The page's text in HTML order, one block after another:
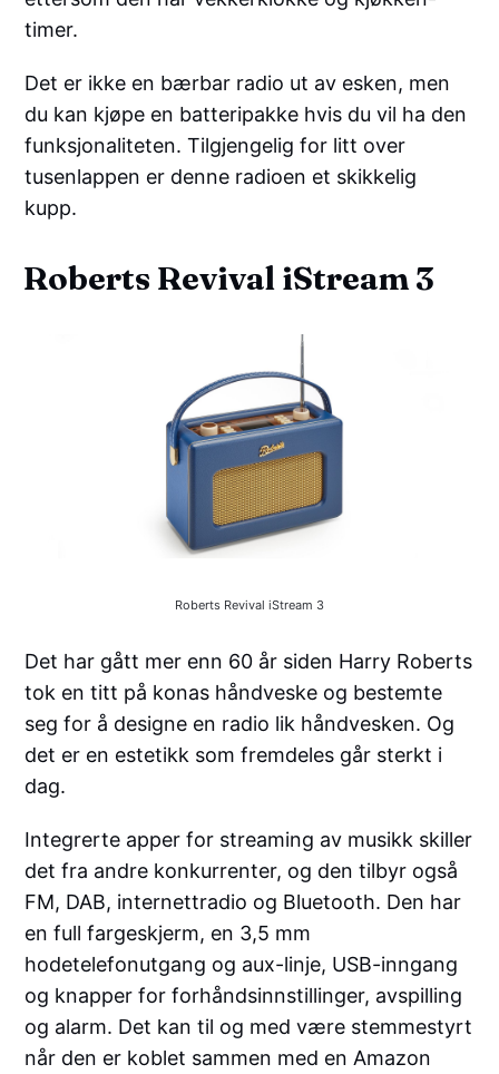
timer.
Det er ikke en bærbar radio ut av esken, men
du kan kjøpe en batteripakke hvis du vil ha den
funksjonaliteten. Tilgjengelig for litt over
tusenlappen er denne radioen et skikkelig
kupp.
Roberts Revival iStream 3
Roberts Revival iStream 3
Det har gått mer enn 60 år siden Harry Roberts
tok en titt på konas håndveske og bestemte
seg for å designe en radio lik håndvesken. Og
det er en estetikk som fremdeles går sterkt i
dag.
Integrerte apper for streaming av musikk skiller
det fra andre konkurrenter, og den tilbyr også
FM, DAB, internettradio og Bluetooth. Den har
en full fargeskjerm, en 3,5 mm
hodetelefonutgang og aux-linje, USB-inngang
og knapper for forhåndsinnstillinger, avspilling
og alarm. Det kan til og med være stemmestyrt
når den er koblet sammen med en Amazon